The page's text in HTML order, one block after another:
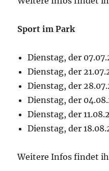
Sport im Park
Dienstag, der
Dienstag, der
Dienstag, der
Dienstag, der
Dienstag, der
Dienstag, der
Weitere Infos findet